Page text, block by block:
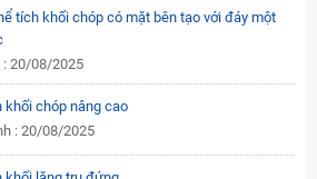
tích khối chóp có mặt bên tạo với đáy một
20/08/2025
khối chóp nâng cao
: 20/08/2025